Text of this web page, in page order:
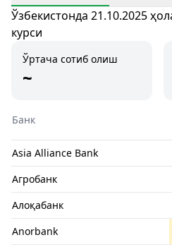
Ўзбекистонда 21.10.2025
курси
Ўртача сотиб олиш
~
Банк
Asia Alliance Bank
Агробанк
Алоқабанк
Anorbank